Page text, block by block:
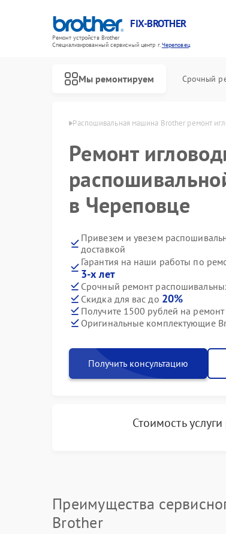
FIX-BROTHER
Ремонт устройств Brother
Специализированный cервисный центр г.Череповец
Мы ремонтируем Срочный
в Череповце Распошивальная машина Brother ремонт
Ремонт
в Череповце
Привезем и увезем
доставкой
Гарантия на наши работы по
3-х лет
Срочный ремонт
Скидка для вас до 20%
Получите 1500 рублей на ремонт
Оригинальные комплектующие
Получить консультацию
Стоимость услуги
Преимущества
Brother